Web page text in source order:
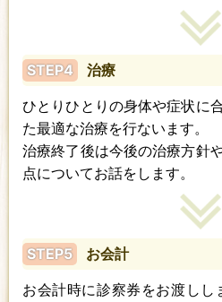
STEP4
治療
ひとりひとりの身体や症状に
た最適な治療を行ないます。
治療終了後は今後の治療方針
点についてお話をします。
STEP5
お会計
お会計時に診察券をお渡し